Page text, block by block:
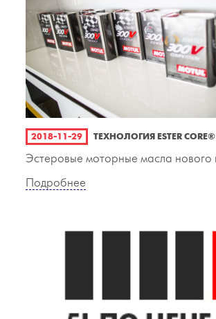
2018-11-29 ТЕХНОЛОГИЯ ESTER CORE®
Эстеровые моторные масла нового
Подробнее